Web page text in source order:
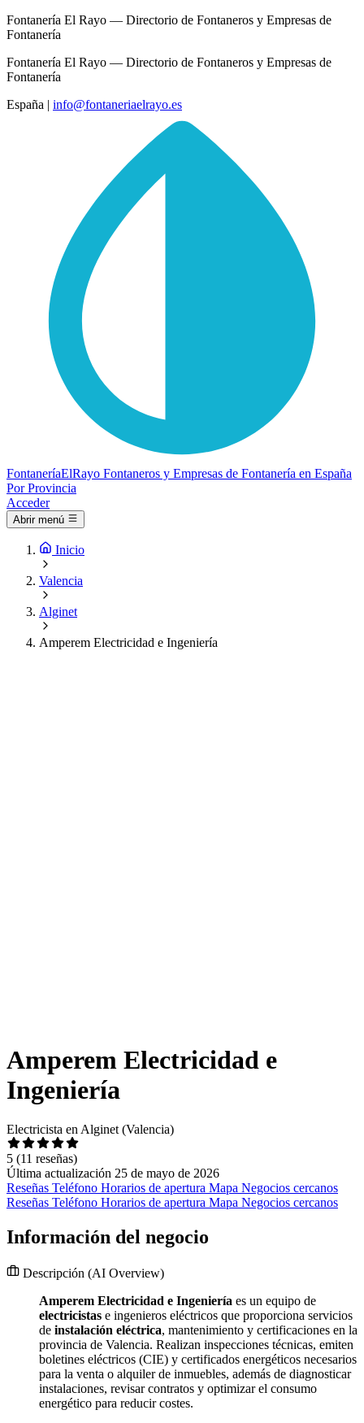
Fontanería El Rayo — Directorio de Fontaneros y Empresas de
Fontanería
Fontanería El Rayo — Directorio de Fontaneros y Empresas de
Fontanería
España | info@fontaneriaelrayo.es
FontaneríaElRayo Fontaneros y Empresas de Fontanería en España
Por Provincia
Acceder
Abrir menú
Inicio
Valencia
Alginet
Amperem Electricidad e Ingeniería
Amperem Electricidad e
Ingeniería
Electricista en Alginet (Valencia)
5 (11 reseñas)
Última actualización 25 de mayo de 2026
Reseñas Teléfono Horarios de apertura Mapa Negocios cercanos
Reseñas Teléfono Horarios de apertura Mapa Negocios cercanos
Información del negocio
Descripción (AI Overview)
Amperem Electricidad e Ingeniería es un equipo de
electricistas e ingenieros eléctricos que proporciona servicios
de instalación eléctrica, mantenimiento y certificaciones en la
provincia de Valencia. Realizan inspecciones técnicas, emiten
boletines eléctricos (CIE) y certificados energéticos necesarios
para la venta o alquiler de inmuebles, además de diagnosticar
instalaciones, revisar contratos y optimizar el consumo
energético para reducir costes.